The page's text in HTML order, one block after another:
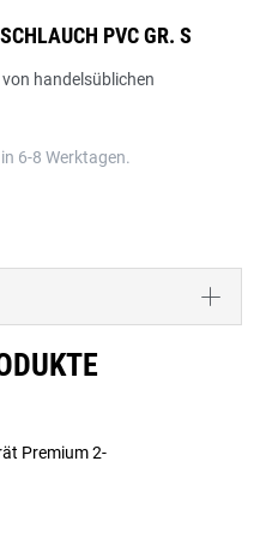
PVC GR. S
handelsüblichen
6-8 Werktagen.